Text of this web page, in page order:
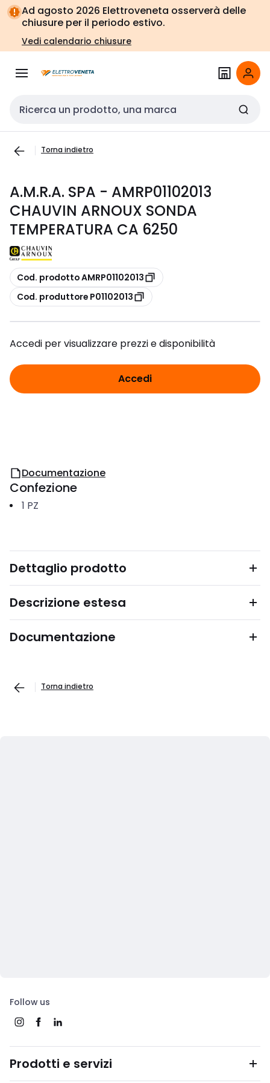
Vai alla
navigazione
Vai
alla
pagina
Ad agosto 2026 Elettroveneta osserverà delle
chiusure per il periodo estivo.
Vedi calendario chiusure
Cerca input
Torna indietro
A.M.R.A. SPA - AMRP01102013
CHAUVIN ARNOUX SONDA
TEMPERATURA CA 6250
copia
Cod. prodotto AMRP01102013
copia
Cod. produttore P01102013
Accedi per visualizzare prezzi e disponibilità
Accedi
Documentazione
Confezione
1 PZ
Dettaglio prodotto
Descrizione estesa
Documentazione
Torna indietro
Follow us
Prodotti e servizi